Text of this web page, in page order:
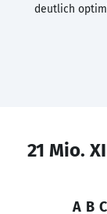
deutlich
21 Mio.
A B C